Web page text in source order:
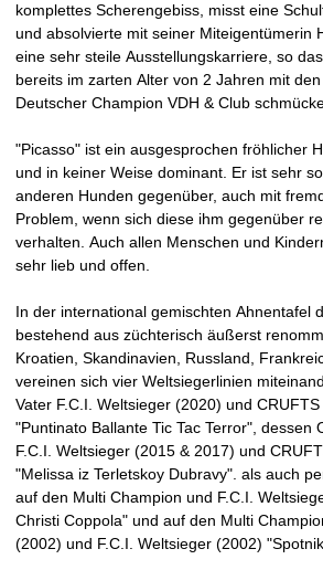
t
s
e
i
t
1
9
9
4
komplettes Scherengebiss, misst eine
und absolvierte mit seiner Miteigentümerin
eine sehr steile Ausstellungskarriere, so
bereits im zarten Alter von 2 Jahren mit
Deutscher Champion VDH & Club
"Picasso" ist ein ausgesprochen fröhlicher
und in keiner Weise dominant. Er ist sehr
anderen Hunden gegenüber, auch mit
Problem, wenn sich diese ihm gegenüber
verhalten. Auch allen Menschen und
sehr lieb und offen.
In der international gemischten Ahnentafel
bestehend aus züchterisch äußerst
Kroatien, Skandinavien, Russland,
vereinen sich vier Weltsiegerlinien
Vater F.C.I. Weltsieger (2020) und
"Puntinato Ballante Tic Tac Terror", dessen
F.C.I. Weltsieger (2015 & 2017) und
"Melissa iz Terletskoy Dubravy". als auch
auf den Multi Champion und F.C.I.
Christi Coppola" und auf den Multi
(2002) und F.C.I. Weltsieger (2002)